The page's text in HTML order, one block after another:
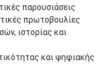
παρουσιάσεις
πρωτοβουλίες
ιστορίας και
και ψηφιακής